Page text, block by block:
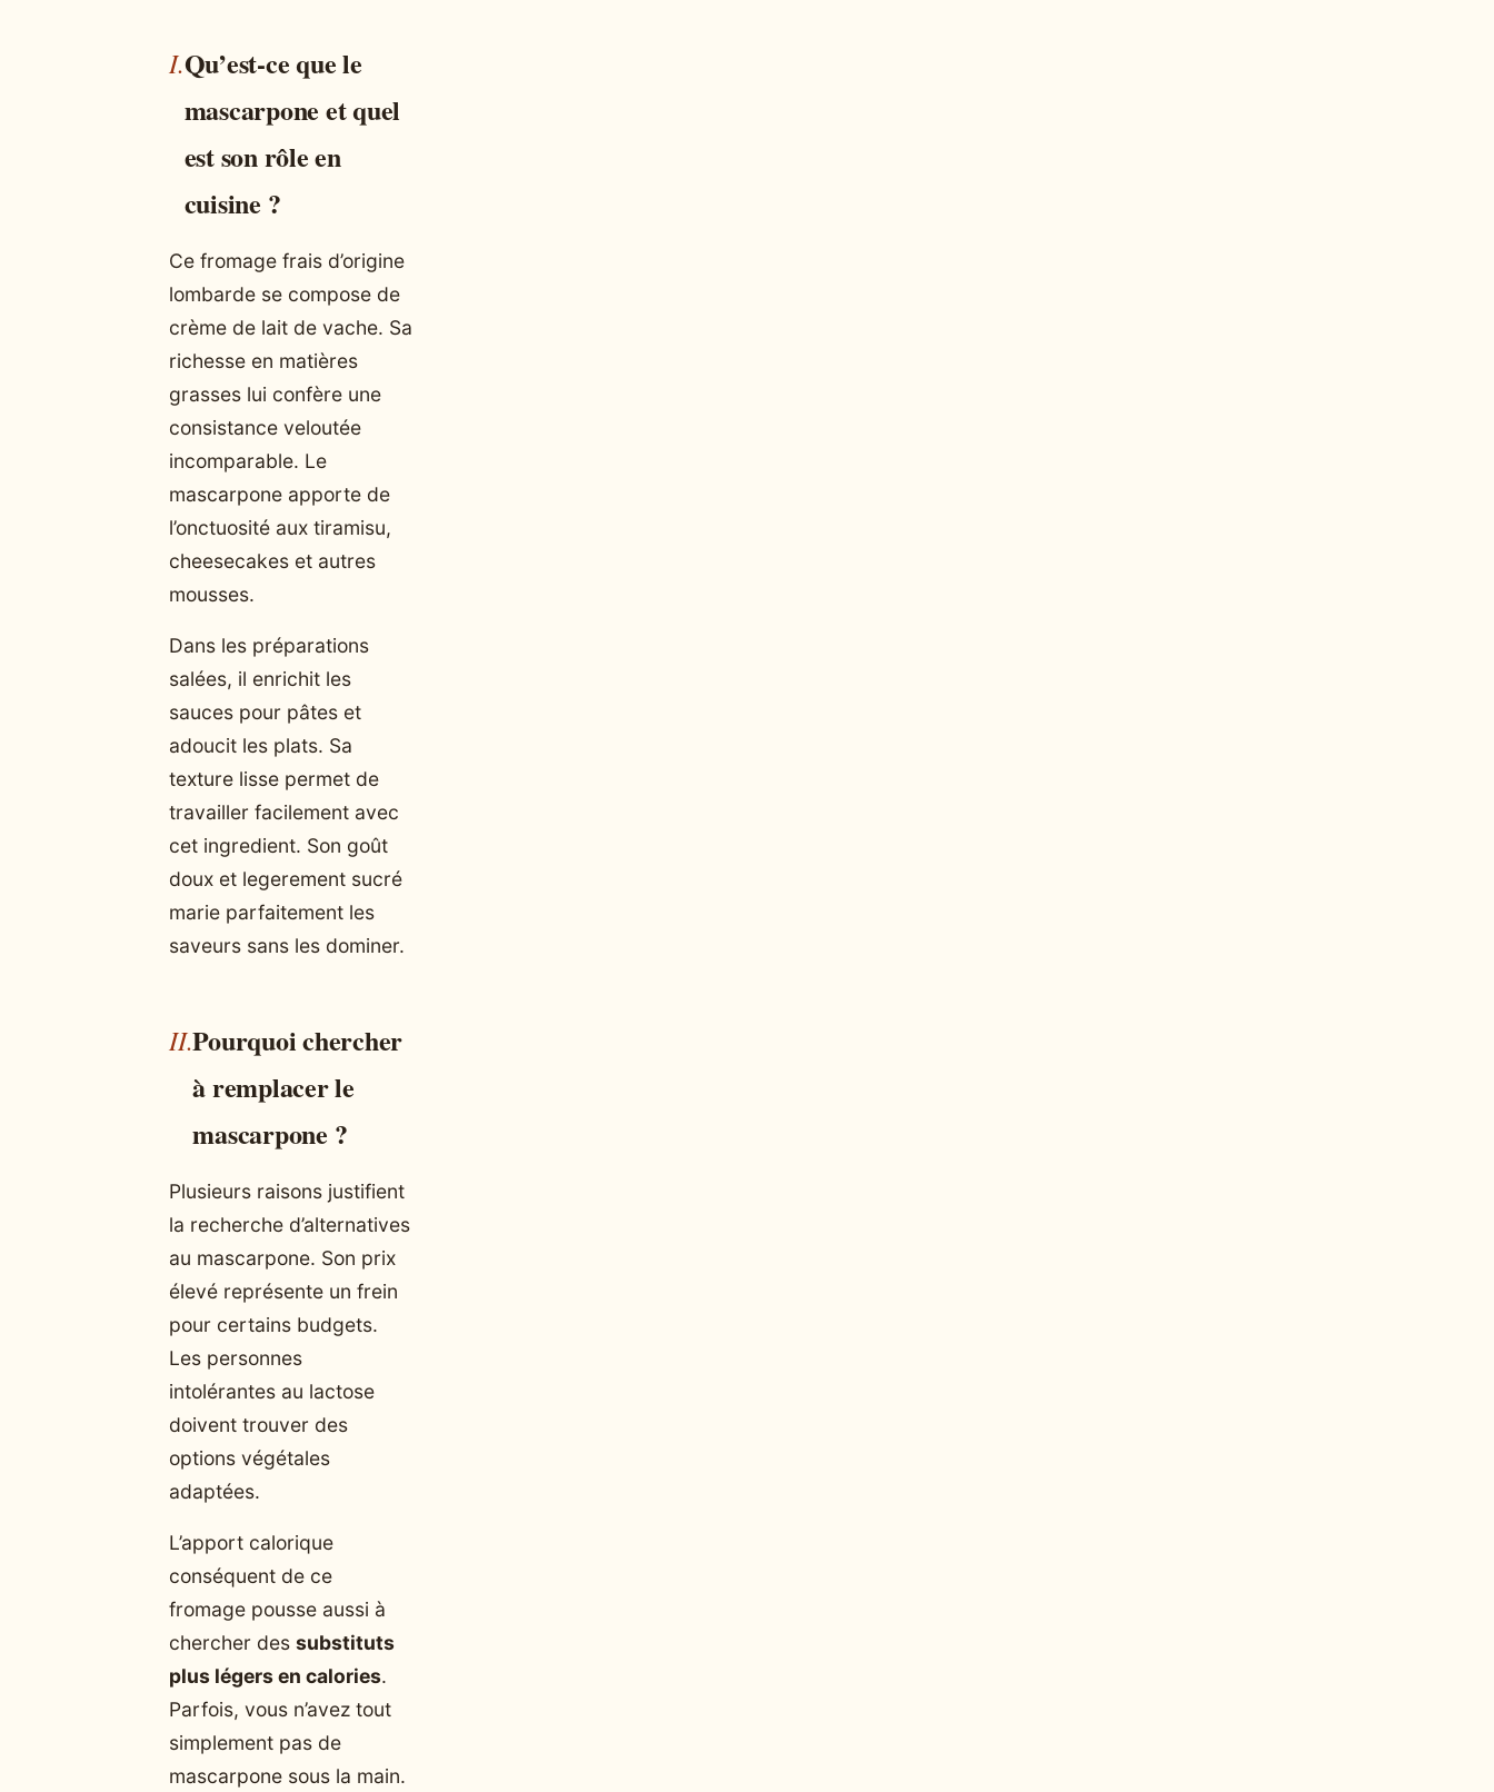
Qu’est-ce que le
mascarpone et quel
est son rôle en
cuisine ?
Ce fromage frais d’origine
lombarde se compose de
crème de lait de vache. Sa
richesse en matières
grasses lui confère une
consistance veloutée
incomparable. Le
mascarpone apporte de
l’onctuosité aux tiramisu,
cheesecakes et autres
mousses.
Dans les préparations
salées, il enrichit les
sauces pour pâtes et
adoucit les plats. Sa
texture lisse permet de
travailler facilement avec
cet ingredient. Son goût
doux et legerement sucré
marie parfaitement les
saveurs sans les dominer.
Pourquoi chercher
à remplacer le
mascarpone ?
Plusieurs raisons justifient
la recherche d’alternatives
au mascarpone. Son prix
élevé représente un frein
pour certains budgets.
Les personnes
intolérantes au lactose
doivent trouver des
options végétales
adaptées.
L’apport calorique
conséquent de ce
fromage pousse aussi à
chercher des substituts
plus légers en calories.
Parfois, vous n’avez tout
simplement pas de
mascarpone sous la main.